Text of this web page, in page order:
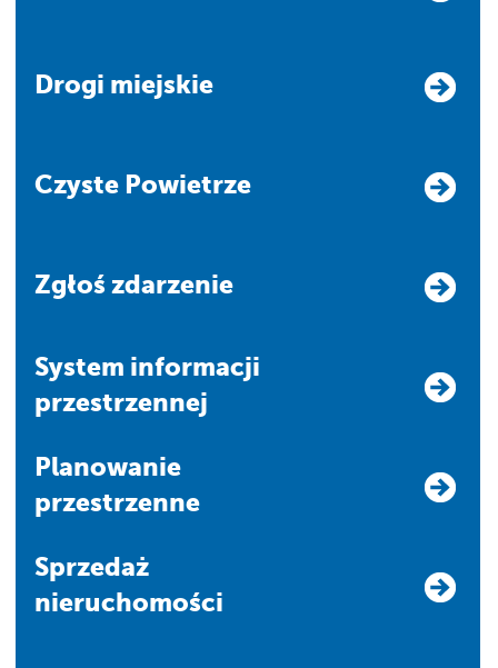
Drogi miejskie
Czyste Powietrze
Zgłoś zdarzenie
system informacji
przestrzennej
Planowanie
przestrzenne
Sprzedaż
nieruchomości